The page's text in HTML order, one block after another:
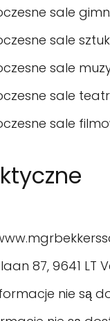
sale
sale
sale
sale
sale
87, 9641 LT
nie są